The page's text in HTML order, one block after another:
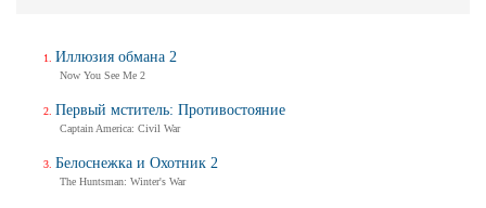
Иллюзия обмана 2
Now You See Me 2
Первый мститель: Противостояние
Captain America: Civil War
Белоснежка и Охотник 2
The Huntsman: Winter's War